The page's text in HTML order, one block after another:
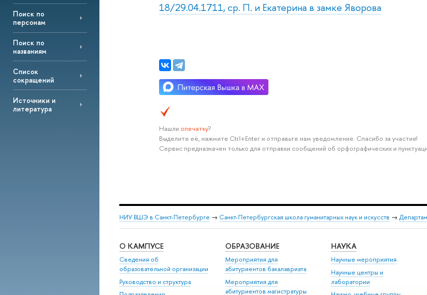
Поиск по
персонам
Поиск по
названиям
Список
сокращений
Источники и
литература
18/29.04.1711, ср. П. и Екатерина в замке Яворова
Нашли опечатку?
Выделите её, нажмите Ctrl+Enter и отправьте нам уведомление. Спасибо за участие!
Сервис предназначен только для отправки сообщений об орфографических и
НИУ ВШЭ в Санкт-Петербурге → Санкт-Петербургская школа гуманитарных наук и искусств →
О КАМПУСЕ
Сведения об
образовательной организации
Руководство и структура
ОБРАЗОВАНИЕ
Мероприятия для
абитуриентов бакалавриата
Мероприятия для
абитуриентов магистратуры
НАУКА
Научные мероприятия
Научные центры и
лаборатории